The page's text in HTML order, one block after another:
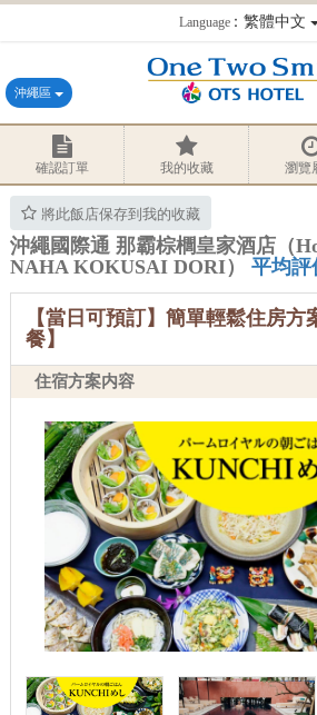
Language：繁體中文
沖繩區
確認訂單 我的收藏 瀏覽
將此飯店保存到我的收藏
沖繩國際通 那霸棕櫚皇家酒店（
NAHA KOKUSAI DORI） 平均評
【當日可預訂】簡單輕鬆住房方
餐】
住宿方案内容